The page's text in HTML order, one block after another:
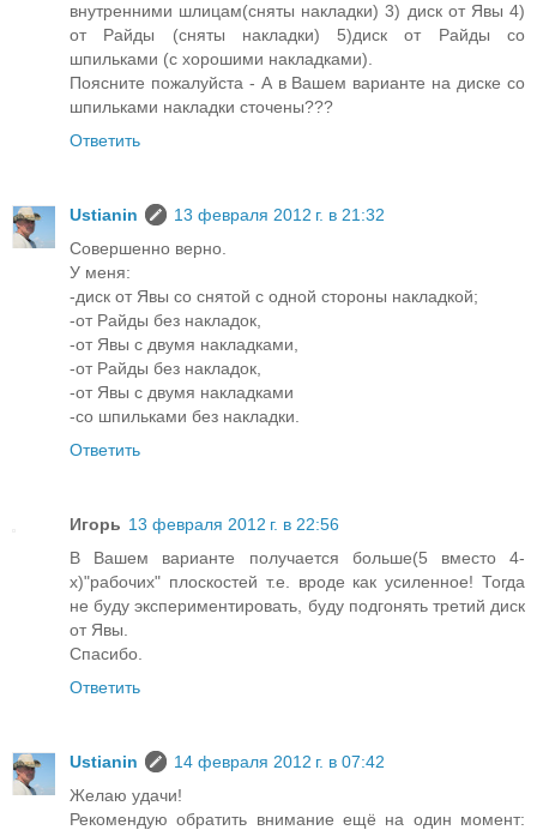
внутренними шлицам(сняты накладки) 3) диск от Явы 4)
от Райды (сняты накладки) 5)диск от Райды со
шпильками (с хорошими накладками).
Поясните пожалуйста - А в Вашем варианте на диске со
шпильками накладки сточены???
Ответить
Ustianin
13 февраля 2012 г. в 21:32
Совершенно верно.
У меня:
-диск от Явы со снятой с одной стороны накладкой;
-от Райды без накладок,
-от Явы с двумя накладками,
-от Райды без накладок,
-от Явы с двумя накладками
-со шпильками без накладки.
Ответить
Игорь 13 февраля 2012 г. в 22:56
В Вашем варианте получается больше(5 вместо 4-
х)"рабочих" плоскостей т.е. вроде как усиленное! Тогда
не буду экспериментировать, буду подгонять третий диск
от Явы.
Спасибо.
Ответить
Ustianin
14 февраля 2012 г. в 07:42
Желаю удачи!
Рекомендую обратить внимание ещё на один момент: